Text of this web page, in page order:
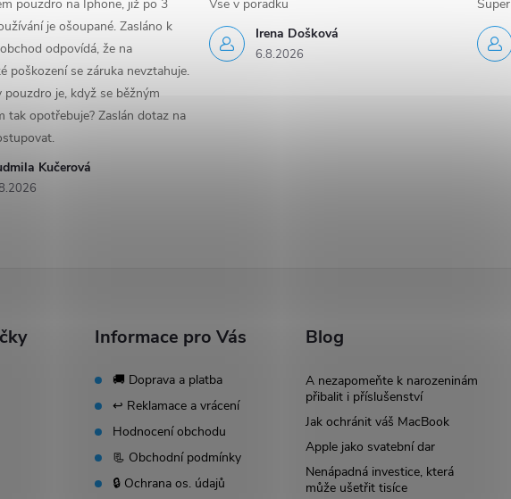
Kučerová
pouzdro na Iphone, již po 3
je ošoupané. Zasláno k
odpovídá, že na
poškození se záruka nevztahuje.
pouzdro je, když se běžným
tak opotřebuje? Zaslán dotaz na
Irena Došková
6.8.2026
Vse v poradku
Super
Informace pro Vás
🚚 Doprava a platba
↩️ Reklamace a vrácení
Hodnocení obchodu
📃 Obchodní podmínky
🔒 Ochrana os. údajů
Blog
A nezapomeňte k narozeninám
přibalit i příslušenství
Jak ochránit váš MacBook
Apple jako svatební dar
Nenápadná investice, která
může ušetřit tisíce